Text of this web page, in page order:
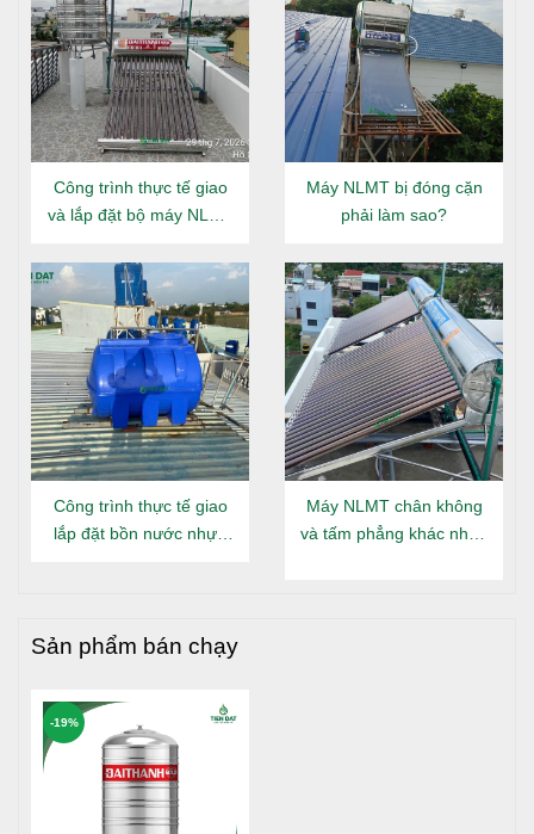
Công trình thực tế giao
và lắp đặt bộ máy NLMT
Đông Hưng Thuận
Máy NLMT bị đóng cặn
phải làm sao?
Công trình thực tế giao
lắp đặt bồn nước nhựa
Máy NLMT chân không
và tấm phẳng khác nhau
Sản phẩm bán chạy
-19%